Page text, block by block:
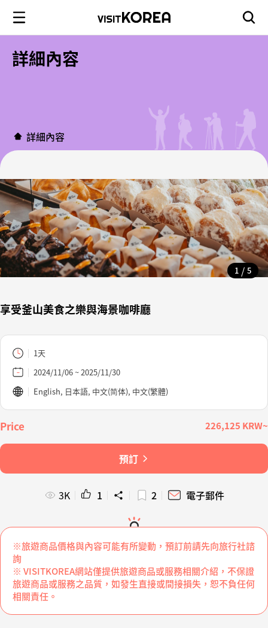
詳細內容
詳細內容
1 / 5
享受釜山美食之樂與海景咖啡廳
226,125 KRW~
1天
2024/11/06 ~ 2025/11/30
English, 日本語, 中文(简体), 中文(繁體)
預訂
3K 1 2 電子郵件
※旅遊商品價格與內容可能有所變動，預訂前請先向旅行社諮
詢
※ VISITKOREA網站僅提供旅遊商品或服務相關介紹，不保證
旅遊商品或服務之品質，如發生直接或間接損失，恕不負任何
相關責任。